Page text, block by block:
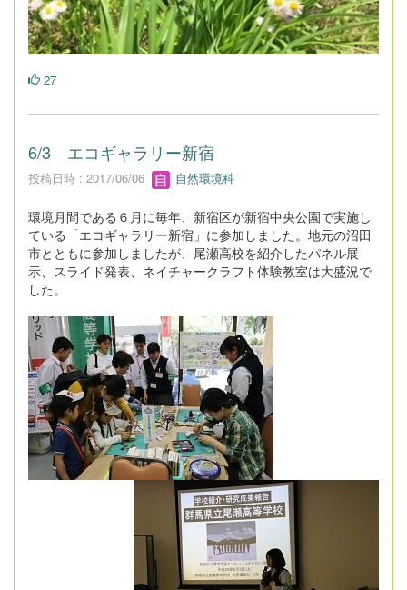
27
6/3 エコギャラリー新宿
投稿日時 : 2017/06/06 自然環境科
環境月間である６月に毎年、新宿区が新宿中央公園で実施し
ている「エコギャラリー新宿」に参加しました。地元の沼田
市とともに参加しましたが、尾瀬高校を紹介したパネル展
示、スライド発表、ネイチャークラフト体験教室は大盛況で
した。